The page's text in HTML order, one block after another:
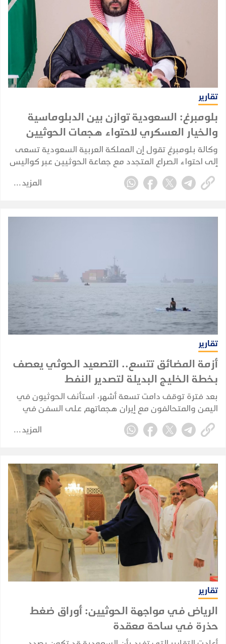
تقارير
بلومبرغ: السعودية توازن بين الدبلوماسية
والخيار العسكري لاحتواء هجمات الحوثيين
وكالة بلومبرغ تقول إن المملكة العربية السعودية تسعى
إلى احتواء الصراع المتجدد مع جماعة الحوثيين عبر كواليس
الدبلوماسية، في محاولة لمنع الاشتباكات مع الجماعة
المدعومة من إيران من الإضرار بقطاعها النفطي
المزيد
تقارير
أزمة المضائق تتسع.. التصعيد الحوثي يعصف
بخطة الخليج البديلة لتصدير النفط
بعد فترة توقف دامت تسعة أشهر، استأنف الحوثيون في
اليمن والمتحالفون مع إيران هجماتهم على السفن في
خصمهم القديم، المملكة العربية السعودية.
المزيد
تقارير
الرياض في مواجهة الحوثيين: أوراق ضغط
حذرة في ساحة معقدة